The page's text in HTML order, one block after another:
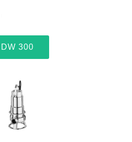
DW 300